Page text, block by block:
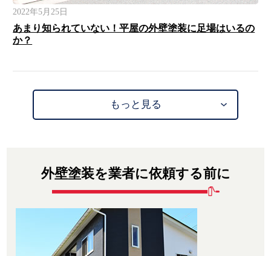
2022年5月25日
あまり知られていない！平屋の外壁塗装に足場はいるの
か？
もっと見る
外壁塗装を業者に依頼する前に